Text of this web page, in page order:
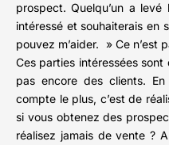
prospect. Quelqu’un a
intéressé et souhaiterais en
pouvez m’aider. » Ce n’est
Ces parties intéressées
pas encore des clients.
compte le plus, c’est de
si vous obtenez des
réalisez jamais de vente ?